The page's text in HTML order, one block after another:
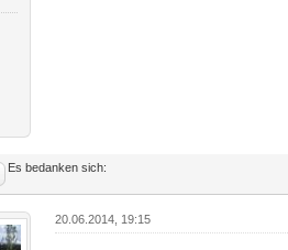
Es bedanken sich:
20.06.2014, 19:15